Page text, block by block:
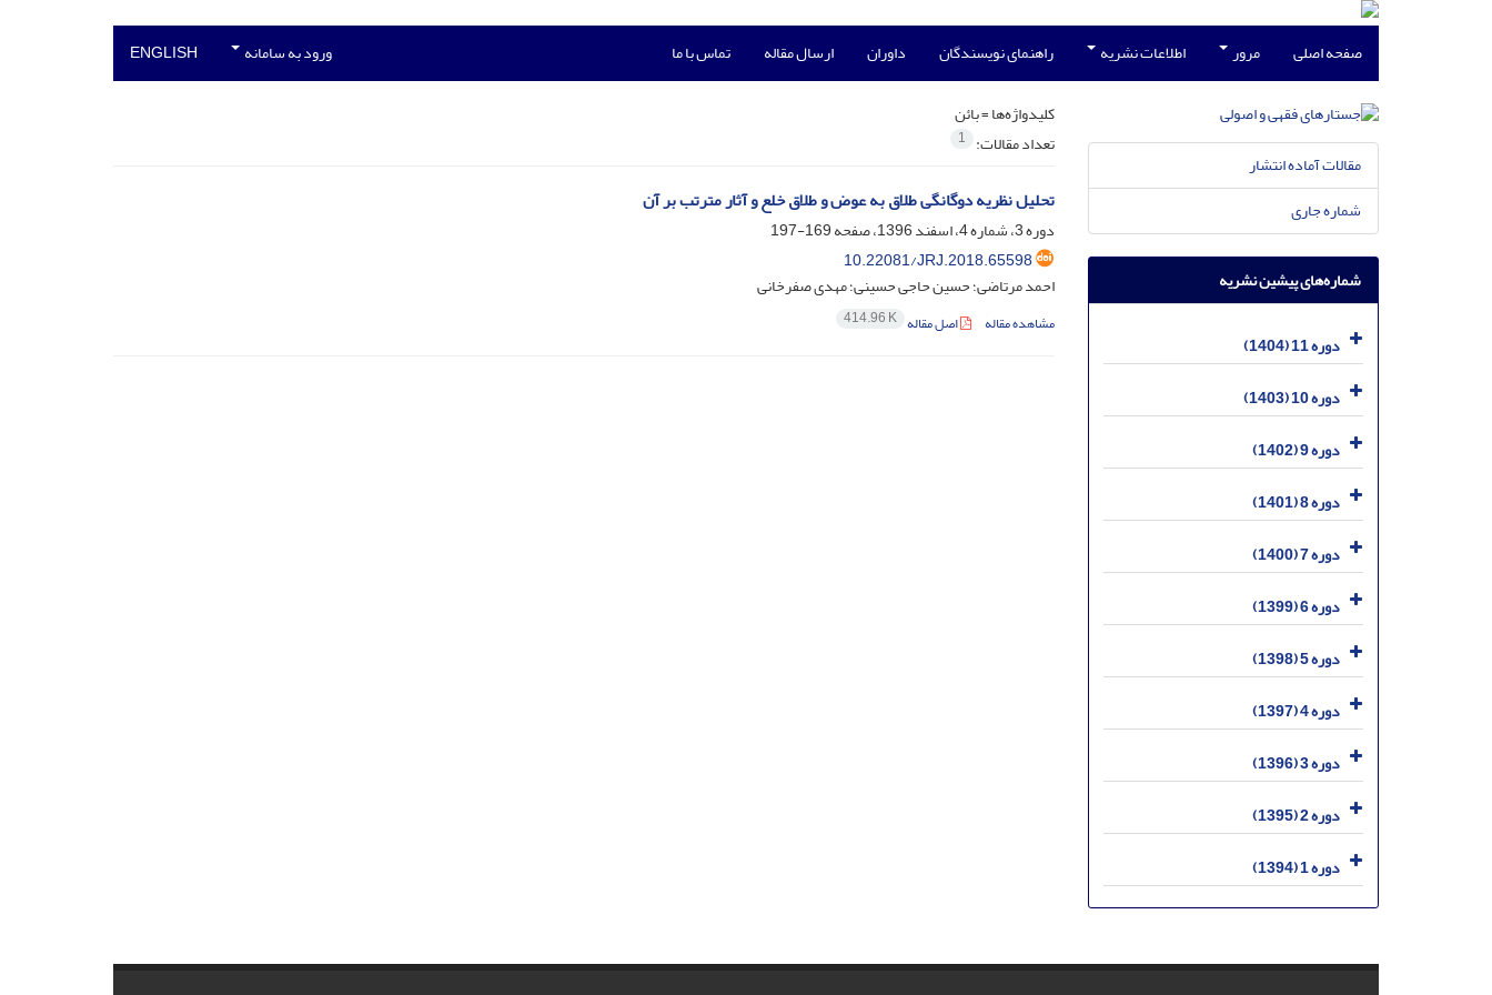
صفحه اصلی مرور اطلاعات نشریه راهنمای نویسندگان داوران ارسال مقاله تماس با ما ورود به سامانه ENGLISH
کلیدواژه‌ها =بائن
تعداد مقالات: 1
تحلیل نظریه دوگانگی طلاق به عوض و طلاق خلع و آثار مترتب بر آن
دوره 3، شماره 4، اسفند 1396، صفحه
169-197
10.22081/JRJ.2018.65598
احمد مرتاضی؛ حسین حاجی حسینی؛ مهدی صفرخانی
مشاهده مقاله اصل مقاله 414.96 K
مقالات آماده انتشار
شماره جاری
شماره‌های پیشین نشریه
دوره 11 (1404)
دوره 10 (1403)
دوره 9 (1402)
دوره 8 (1401)
دوره 7 (1400)
دوره 6 (1399)
دوره 5 (1398)
دوره 4 (1397)
دوره 3 (1396)
دوره 2 (1395)
دوره 1 (1394)